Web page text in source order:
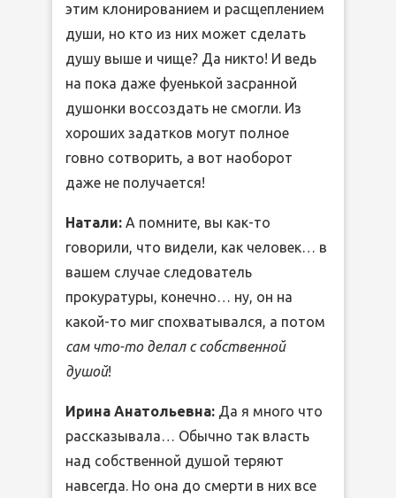
этим клонированием и расщеплением
души, но кто из них может сделать
душу выше и чище? Да никто! И ведь
на пока даже фуенькой засранной
душонки воссоздать не смогли. Из
хороших задатков могут полное
говно сотворить, а вот наоборот
даже не получается!
Натали: А помните, вы как-то
говорили, что видели, как человек… в
вашем случае следователь
прокуратуры, конечно… ну, он на
какой-то миг спохватывался, а потом
сам что-то делал с собственной
душой!
Ирина Анатольевна: Да я много что
рассказывала… Обычно так власть
над собственной душой теряют
навсегда. Но она до смерти в них все